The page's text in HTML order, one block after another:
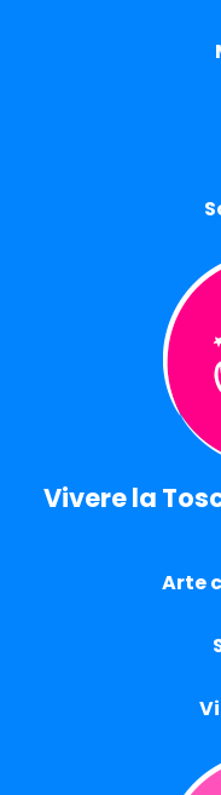
Vivere la
Arte